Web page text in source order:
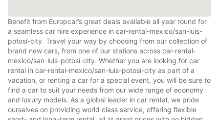
Benefit from Europcar’s great deals available all year round for
a seamless car hire experience in car-rental-mexico/san-luis-
potosí-city. Travel your way by choosing from our collection of
brand new cars, from one of our stations across car-rental-
mexico/san-luis-potosí-city. Whether you are looking for car
rental in car-rental-mexico/san-luis-potosí-city as part of a
vacation, or renting a car for a special event, you will be sure to
find a car to suit your needs from our wide range of economy
and luxury models. As a global leader in car rental, we pride
ourselves on providing world class service, offering flexible